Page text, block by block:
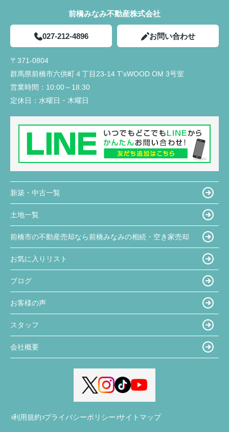
前橋みなみ不動産株式会社
027-212-4896 お問い合わせ
〒371-0804
群馬県前橋市六供町４丁目23‐14 T'sWOOD OM 3号室
営業時間： 10:00～18:30
定休日： 水曜日・木曜日
新築・中古一覧
土地一覧
前橋市の不動産売却なら前橋みなみの相続・空き家売却
お気に入りリスト
ブログ
お客様の声
スタッフ
会社概要
利用規約 プライバシーポリシー サイトマップ